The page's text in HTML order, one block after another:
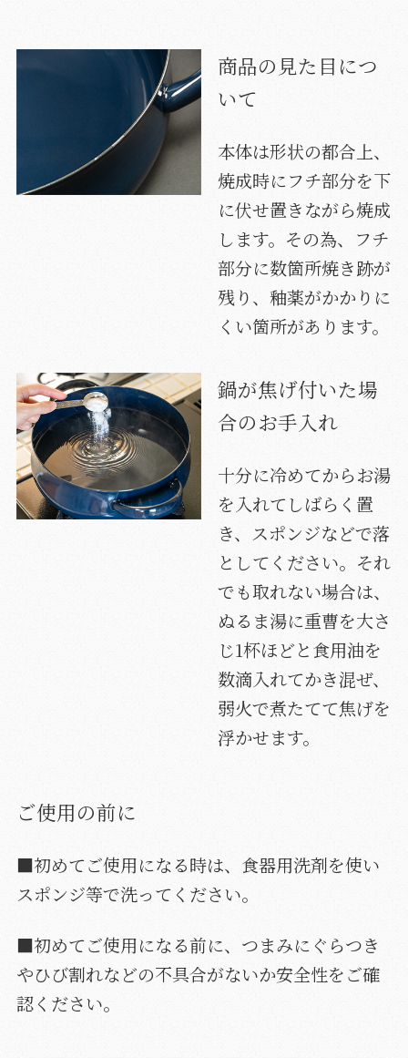
商品の見た目につ
いて
本体は形状の都合上、
焼成時にフチ部分を下
に伏せ置きながら焼成
します。その為、フチ
部分に数箇所焼き跡が
残り、釉薬がかかりに
くい箇所があります。
鍋が焦げ付いた場
合のお手入れ
十分に冷めてからお湯
を入れてしばらく置
き、スポンジなどで落
としてください。それ
でも取れない場合は、
ぬるま湯に重曹を大さ
じ1杯ほどと食用油を
数滴入れてかき混ぜ、
弱火で煮たてて焦げを
浮かせます。
ご使用の前に
■初めてご使用になる時は、食器用洗剤を使い
スポンジ等で洗ってください。
■初めてご使用になる前に、つまみにぐらつき
やひび割れなどの不具合がないか安全性をご確
認ください。